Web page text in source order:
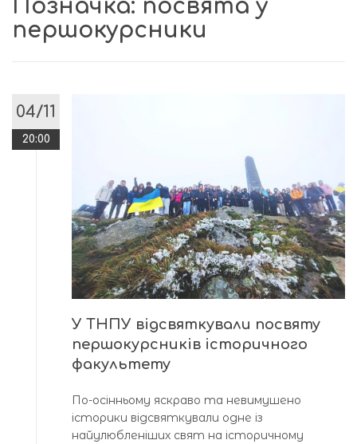
Позначка: посвята у
першокурсники
04/11
20:00
У ТНПУ відсвяткували посвяту
першокурсників історичного
факультету
По-осінньому яскраво та невимушено
історики відсвяткували одне із
найулюбленіших свят на історичному